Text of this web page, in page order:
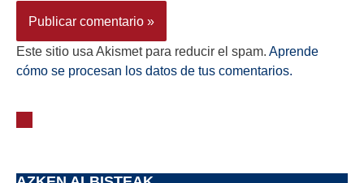
Este sitio usa Akismet para reducir el spam. Aprende
cómo se procesan los datos de tus comentarios.